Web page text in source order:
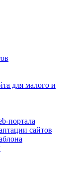
для малого и
портала
сайтов